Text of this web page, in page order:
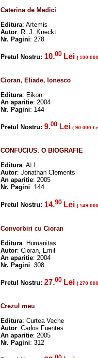
Caterina de Medici
Editura: Artemis
Autor: R. J. Kneckt
Nr. Pagini: 278
Pretul Nostru: 10.00 Lei ( 100
Cioran, Eliade, Ionesco
Editura: Eikon
An aparitie: 2004
Nr. Pagini: 144
Pretul Nostru: 9.00 Lei ( 90 000
CONFUCIUS. O BIOGRAFIE
Editura: ALL
Autor: Jonathan Clements
An aparitie: 2005
Nr. Pagini: 144
Pretul Nostru: 14.90 Lei ( 149
Convorbiri cu Cioran
Editura: Humanitas
Autor: Cioran, Emil
An aparitie: 2004
Nr. Pagini: 308
Pretul Nostru: 27.00 Lei ( 270
Crezul meu
Editura: Curtea Veche
Autor: Carlos Fuentes
An aparitie: 2005
Nr. Pagini: 312